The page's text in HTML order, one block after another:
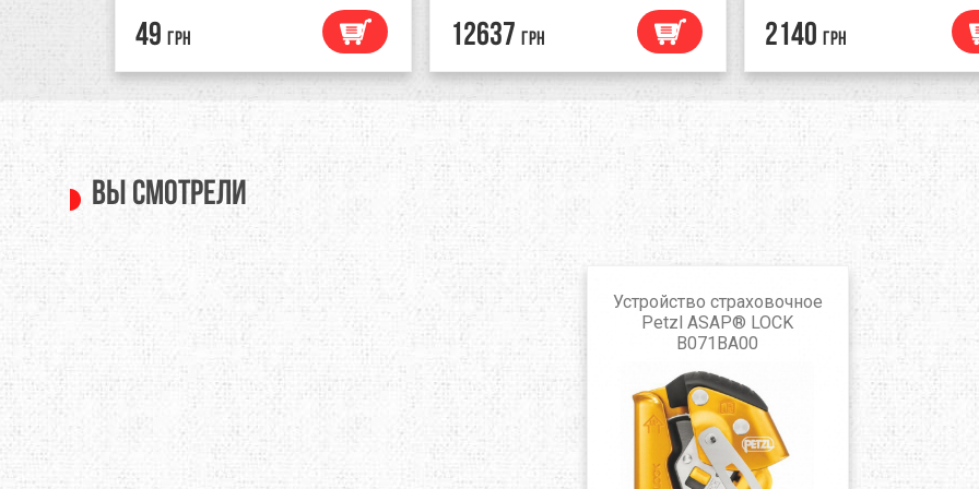
49 грн 12637 грн 2140 грн
Вы смотрели
Устройство страховочное
Petzl ASAP® LOCK
B071BA00